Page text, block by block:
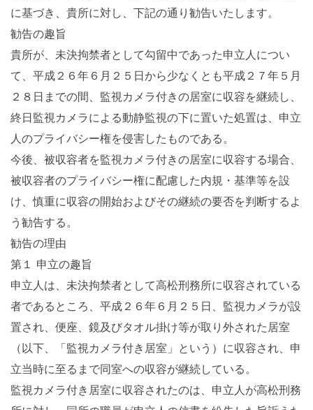
に基づき、貴所に対し、下記の通り勧告いたします。
勧告の趣旨
貴所が、未決拘禁者として勾留中であった申立人につい
て、平成２６年６月２５日から少なくとも平成２７年５月
２８日までの間、監視カメラ付きの居室に収容を継続し、
終日監視カメラによる動静監視の下に置いた処置は、申立
人のプライバシー権を侵害したものである。
今後、被収容者を監視カメラ付きの居室に収容する場合、
被収容者のプライバシー権に配慮した内規・基準等を設
け、慎重に収容の開始およびその継続の要否を判断するよ
う勧告する。
勧告の理由
第１ 申立の趣旨
申立人は、未決拘禁者として高松刑務所に収容されている
者であるところ、平成２６年６月２５日、監視カメラが設
置され、便座、鏡及びタオル掛け等が取り外された居室
（以下、「監視カメラ付き居室」という）に収容され、申
立当時に至るまで同室への収容が継続している。
監視カメラ付き居室に収容されたのは、申立人が高松刑務